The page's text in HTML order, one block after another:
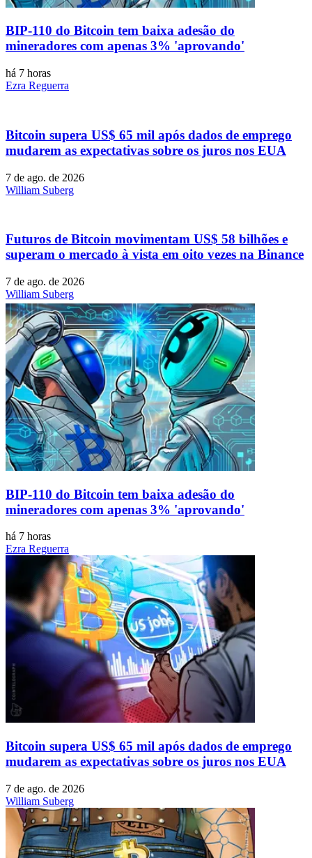
BIP-110 do Bitcoin tem baixa adesão do
mineradores com apenas 3% 'aprovando'
há 7 horas
Ezra Reguerra
Bitcoin supera US$ 65 mil após dados de emprego
mudarem as expectativas sobre os juros nos EUA
7 de ago. de 2026
William Suberg
Futuros de Bitcoin movimentam US$ 58 bilhões e
superam o mercado à vista em oito vezes na Binance
7 de ago. de 2026
William Suberg
BIP-110 do Bitcoin tem baixa adesão do
mineradores com apenas 3% 'aprovando'
há 7 horas
Ezra Reguerra
Bitcoin supera US$ 65 mil após dados de emprego
mudarem as expectativas sobre os juros nos EUA
7 de ago. de 2026
William Suberg